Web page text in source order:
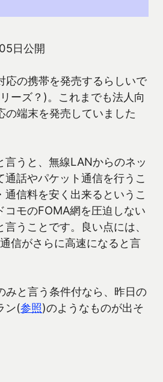
日公開
応の携帯を発売するらしいで
ーズ？)。これまでも法人向
の端末を発売していました
言うと、無線LANからのネッ
通話やパケット通信を行うこ
通信料を安く出来るというこ
コモのFOMA網を圧迫しない
うことです。良い点には、
信がさらに高速になると言
みと言う条件付なら、昨日の
ン(参照)のようなものが出そ